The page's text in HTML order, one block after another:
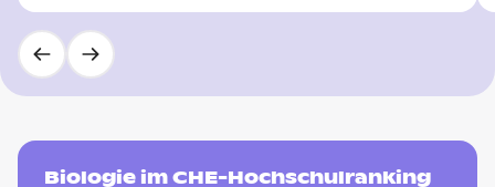
Biologie im CHE-Hochschulranking